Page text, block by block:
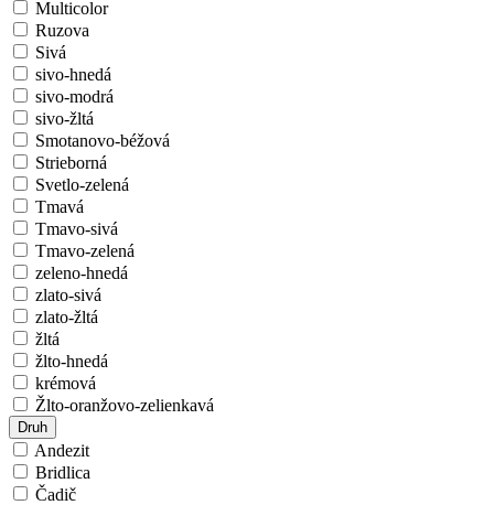
Multicolor
Ruzova
Sivá
sivo-hnedá
sivo-modrá
sivo-žltá
Smotanovo-béžová
Strieborná
Svetlo-zelená
Tmavá
Tmavo-sivá
Tmavo-zelená
zeleno-hnedá
zlato-sivá
zlato-žltá
žltá
žlto-hnedá
krémová
Žlto-oranžovo-zelienkavá
Druh
Andezit
Bridlica
Čadič